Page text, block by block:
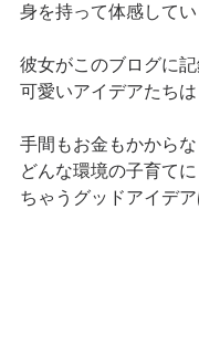
身を持って体感して
彼女がこのブログに
可愛いアイデアたちは
手間もお金もかからな
どんな環境の子育て
ちゃうグッドアイデ